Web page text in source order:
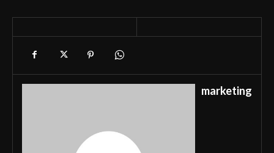
marketing